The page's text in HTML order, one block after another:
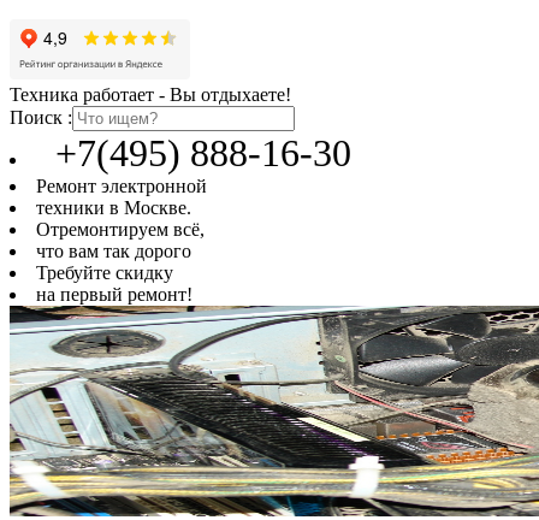
Техника работает - Вы отдыхаете!
Поиск :
+7(495) 888-16-30
Ремонт электронной
техники в Москве.
Отремонтируем всё,
что вам так дорого
Требуйте скидку
на первый ремонт!